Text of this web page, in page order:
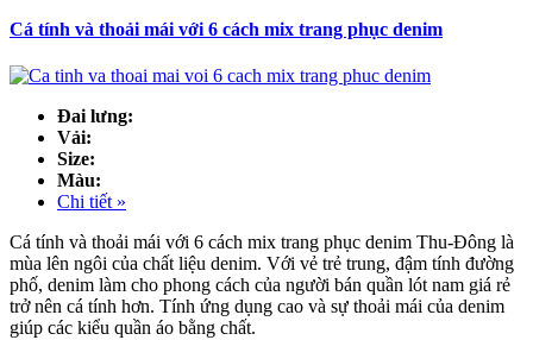
Cá tính và thoải mái với 6 cách mix trang phục denim
Đai lưng:
Vải:
Size:
Màu:
Chi tiết »
Cá tính và thoải mái với 6 cách mix trang phục denim Thu-Đông là
mùa lên ngôi của chất liệu denim. Với vẻ trẻ trung, đậm tính đường
phố, denim làm cho phong cách của người bán quần lót nam giá rẻ
trở nên cá tính hơn. Tính ứng dụng cao và sự thoải mái của denim
giúp các kiểu quần áo bằng chất.